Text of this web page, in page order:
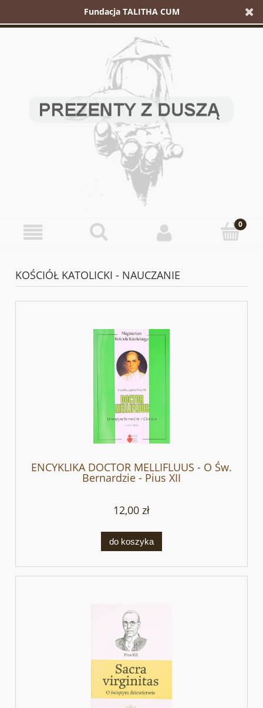
Fundacja TALITHA CUM
KOŚCIÓŁ KATOLICKI - NAUCZANIE
ENCYKLIKA DOCTOR MELLIFLUUS - O Św.
Bernardzie - Pius XII
12,00 zł
do koszyka